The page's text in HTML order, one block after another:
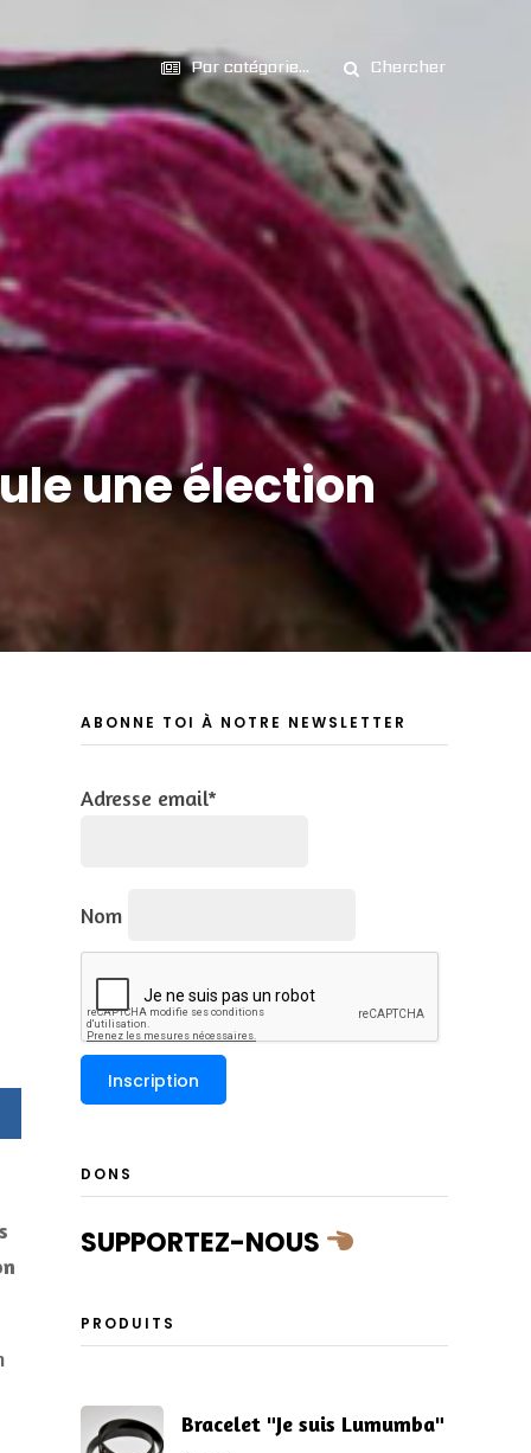
Par catégorie... Chercher
une élection
ABONNE TOI À NOTRE NEWSLETTER
Adresse email*
Nom
DONS
SUPPORTEZ-NOUS
PRODUITS
Bracelet "Je suis Lumumba"